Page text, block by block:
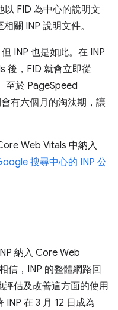
以 FID 為中心的說明文
關 INP 說明文件。
INP 也是如此。在 INP
後，FID 就會立即從
至於 PageSpeed
有六個月的淘汰期，讓
Web Vitals 中納入
搜尋中心的 INP 公
納入 Core Web
信，INP 的整體網路回
估及改善這方面的使用
在 3 月 12 日成為